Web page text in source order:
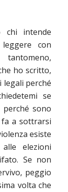
chi intende
con
ho scritto,
legali perché
se
sono
a sottrarsi
esiste
elezioni
Se non
peggio
volta che